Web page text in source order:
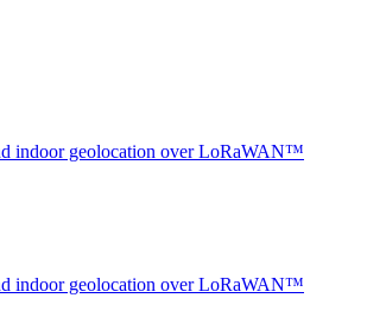
indoor geolocation over LoRaWAN™
indoor geolocation over LoRaWAN™